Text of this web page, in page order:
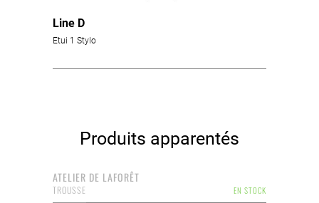
Line D
Etui 1 Stylo
Produits apparentés
ATELIER DE LAFORÊT
EN STOCK
TROUSSE